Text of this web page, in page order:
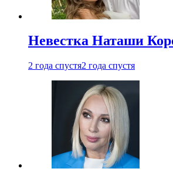
Невестка Наташи
2 года спустя2 года спустя